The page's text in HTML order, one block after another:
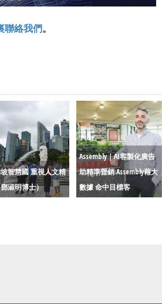
聯絡我們。
智慧國 重視人文精
淑明博士）
Assembly｜AI客製化廣告
助精準營銷 Assembly藉大
數據 命中目標客